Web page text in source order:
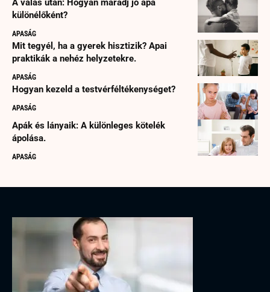
A válás után: Hogyan maradj jó apa
különélőként?
APASÁG
Mit tegyél, ha a gyerek hisztizik? Apai
praktikák a nehéz helyzetekre.
APASÁG
Hogyan kezeld a testvérféltékenységet?
APASÁG
Apák és lányaik: A különleges kötelék
ápolása.
APASÁG